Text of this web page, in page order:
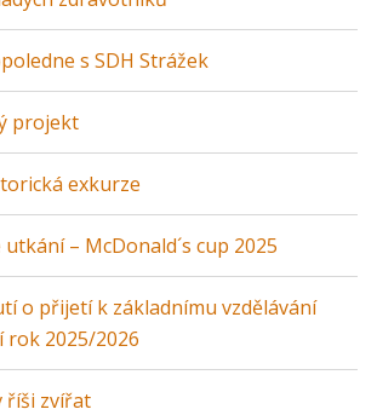
s SDH Strážek
projekt
exkurze
– McDonald´s cup 2025
o přijetí k základnímu vzdělávání
rok 2025/2026
říši zvířat